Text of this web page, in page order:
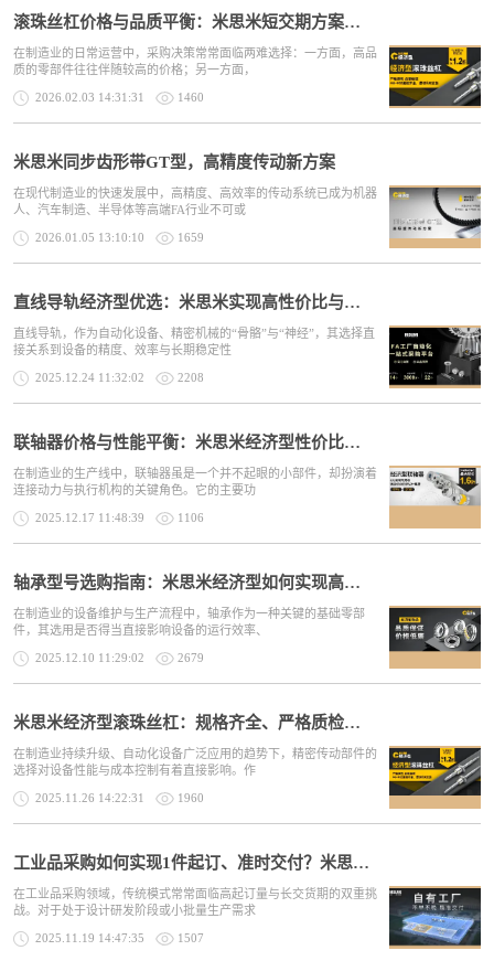
滚珠丝杠价格与品质平衡：米思米短交期方案的价值
在制造业的日常运营中，采购决策常常面临两难选择：一方面，高品
质的零部件往往伴随较高的价格；另一方面，
2026.02.03 14:31:31 1460
米思米同步齿形带GT型，高精度传动新方案
在现代制造业的快速发展中，高精度、高效率的传动系统已成为机器
人、汽车制造、半导体等高端FA行业不可或
2026.01.05 13:10:10 1659
直线导轨经济型优选：米思米实现高性价比与稳定供应
直线导轨，作为自动化设备、精密机械的“骨骼”与“神经”，其选择直
接关系到设备的精度、效率与长期稳定性
2025.12.24 11:32:02 2208
联轴器价格与性能平衡：米思米经济型性价比解析
在制造业的生产线中，联轴器虽是一个并不起眼的小部件，却扮演着
连接动力与执行机构的关键角色。它的主要功
2025.12.17 11:48:39 1106
轴承型号选购指南：米思米经济型如何实现高性价比？
在制造业的设备维护与生产流程中，轴承作为一种关键的基础零部
件，其选用是否得当直接影响设备的运行效率、
2025.12.10 11:29:02 2679
米思米经济型滚珠丝杠：规格齐全、严格质检，品质保证
在制造业持续升级、自动化设备广泛应用的趋势下，精密传动部件的
选择对设备性能与成本控制有着直接影响。作
2025.11.26 14:22:31 1960
工业品采购如何实现1件起订、准时交付？米思米自有工厂给出答案
在工业品采购领域，传统模式常常面临高起订量与长交货期的双重挑
战。对于处于设计研发阶段或小批量生产需求
2025.11.19 14:47:35 1507